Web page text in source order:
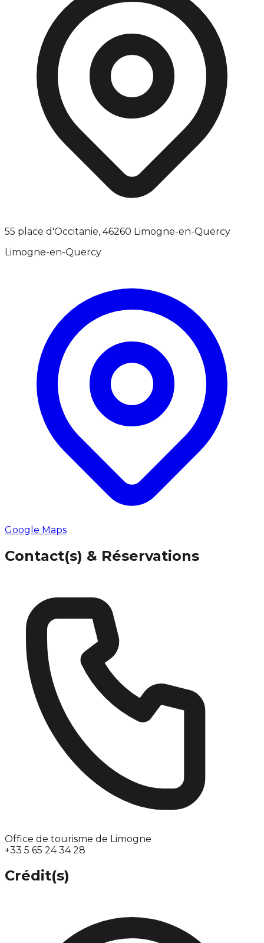
55 place d'Occitanie, 46260 Limogne-en-Quercy
Limogne-en-Quercy
Google Maps
Contact(s) & Réservations
Office de tourisme de Limogne
+33 5 65 24 34 28
Crédit(s)